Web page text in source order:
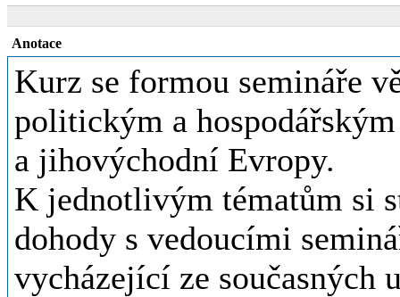
Anotace
Kurz se formou semináře
politickým a
a jihovýchodní Evropy.
K jednotlivým tématům si
dohody s vedoucími
vycházející ze současných